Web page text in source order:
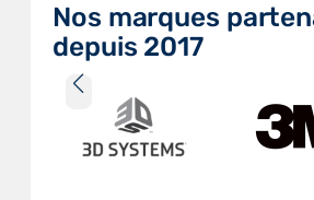
Nos marques
depuis 2017